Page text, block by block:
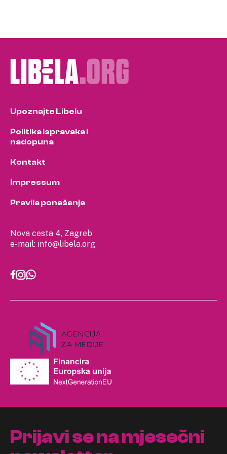
Nova cesta 4, Zagreb
e-mail: info@libela.org
Upoznajte Libelu
Politika ispravaka i
nadopuna
Kontakt
Impressum
Pravila ponašanja
Prijavi se na mjesečni